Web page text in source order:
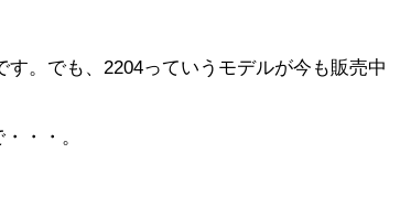
。でも、2204っていうモデルが今も販売中
・・。